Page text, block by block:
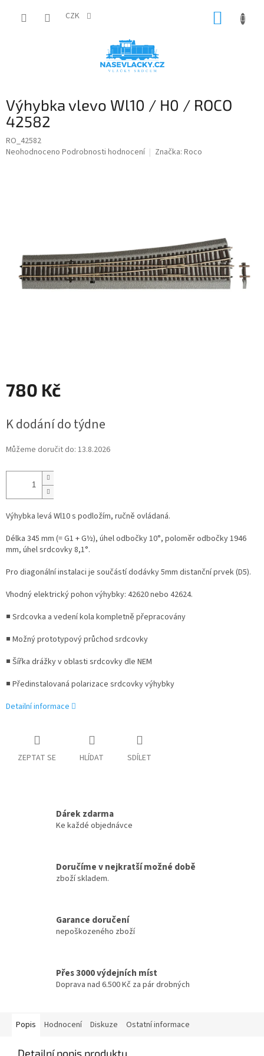
CZK
Výhybka vlevo Wl10 / H0 / ROCO
42582
RO_42582
Průměrné
Neohodnoceno Podrobnosti hodnocení Značka: Roco
780 Kč
cena:
K dodání do týdne
Můžeme doručit do: 13.8.2026
Výhybka levá Wl10 s podložím, ručně ovládaná.
Délka 345 mm (= G1 + G½), úhel odbočky 10°, poloměr odbočky 1946
mm, úhel srdcovky 8,1°.
Pro diagonální instalaci je součástí dodávky 5mm distanční prvek (D5).
Vhodný elektrický pohon výhybky: 42620 nebo 42624.
■ Srdcovka a vedení kola kompletně přepracovány
■ Možný prototypový průchod srdcovky
■ Šířka drážky v oblasti srdcovky dle NEM
■ Předinstalovaná polarizace srdcovky výhybky
Detailní informace
ZEPTAT SE HLÍDAT SDÍLET
Dárek zdarma
Ke každé objednávce
Doručíme v nejkratší možné době
zboží skladem.
Garance doručení
nepoškozeného zboží
Přes 3000 výdejních míst
Doprava nad 6.500 Kč za pár drobných
Popis Hodnocení Diskuze Ostatní informace
Detailní popis produktu